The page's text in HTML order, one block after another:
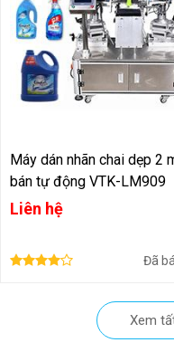
Máy dán nhãn chai dẹp 2
bán tự động VTK-LM909
Liên hệ
Đã
Xem